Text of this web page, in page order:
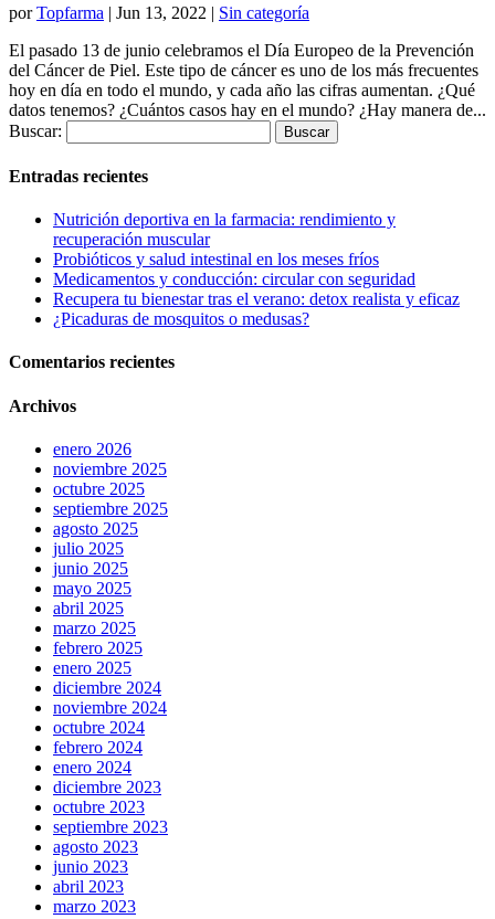
porTopfarma | Jun 13, 2022 | Sin categoría
El pasado 13 de junio celebramos el Día Europeo de la Prevención
del Cáncer de Piel. Este tipo de cáncer es uno de los más frecuentes
hoy en día en todo el mundo, y cada año las cifras aumentan. ¿Qué
datos tenemos? ¿Cuántos casos hay en el mundo? ¿Hay manera de...
Buscar:
Entradas recientes
Nutrición deportiva en la farmacia: rendimiento y
recuperación muscular
Probióticos y salud intestinal en los meses fríos
Medicamentos y conducción: circular con seguridad
Recupera tu bienestar tras el verano: detox realista y eficaz
¿Picaduras de mosquitos o medusas?
Comentarios recientes
Archivos
enero 2026
noviembre 2025
octubre 2025
septiembre 2025
agosto 2025
julio 2025
junio 2025
mayo 2025
abril 2025
marzo 2025
febrero 2025
enero 2025
diciembre 2024
noviembre 2024
octubre 2024
febrero 2024
enero 2024
diciembre 2023
octubre 2023
septiembre 2023
agosto 2023
junio 2023
abril 2023
marzo 2023